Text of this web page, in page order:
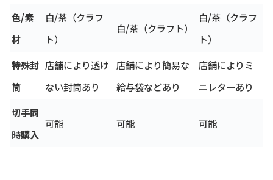
色/素
材
白/茶（クラフ
ト）
白/茶（クラフト）
白/茶（クラフ
ト）
特殊封
筒
店舗により透け
ない封筒あり
店舗により簡易な
給与袋などあり
店舗によりミ
ニレターあり
切手同
時購入
可能 可能 可能